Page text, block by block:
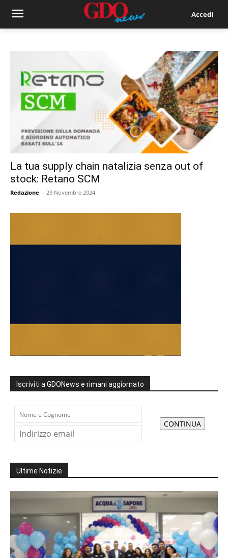
Accedi
La tua supply chain natalizia senza out of
stock: Retano SCM
Redazione - 29 Novembre 2024
Iscriviti a GDONews e rimani aggiornato
Ultime Notizie